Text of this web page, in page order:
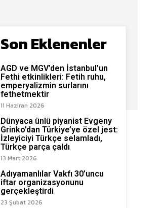
Son Eklenenler
AGD ve MGV’den İstanbul’un
Fethi etkinlikleri: Fetih ruhu,
emperyalizmin surlarını
fethetmektir
11 Haziran 2026
Dünyaca ünlü piyanist Evgeny
Grinko’dan Türkiye’ye özel jest:
İzleyiciyi Türkçe selamladı,
Türkçe parça çaldı
13 Mart 2026
Adıyamanlılar Vakfı 30’uncu
iftar organizasyonunu
gerçekleştirdi
23 Şubat 2026